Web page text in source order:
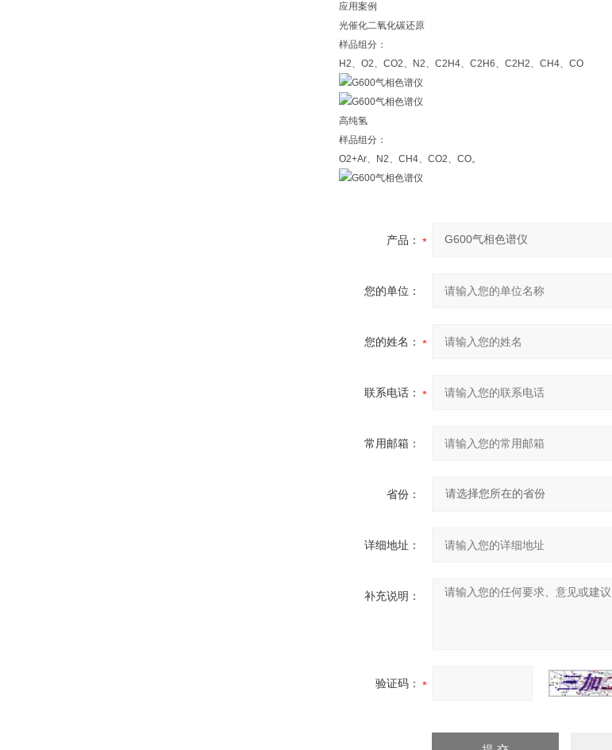
应用案例
光催化二氧化碳还原
样品组分：
H2、O2、CO2、N2、C2H4、C2H6、C2H2、CH4、CO
高纯氢
样品组分：
O2+Ar、N2、CH4、CO2、CO。
产品：
您的单位：
您的姓名：
联系电话：
常用邮箱：
省份：
详细地址：
补充说明：
验证码：